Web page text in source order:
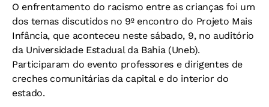
O enfrentamento do racismo entre as crianças foi um
dos temas discutidos no 9º encontro do Projeto Mais
Infância, que aconteceu neste sábado, 9, no auditório
da Universidade Estadual da Bahia (Uneb).
Participaram do evento professores e dirigentes de
creches comunitárias da capital e do interior do
estado.